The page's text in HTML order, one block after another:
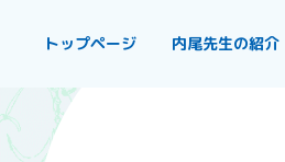
トップページ 内尾先生の紹介